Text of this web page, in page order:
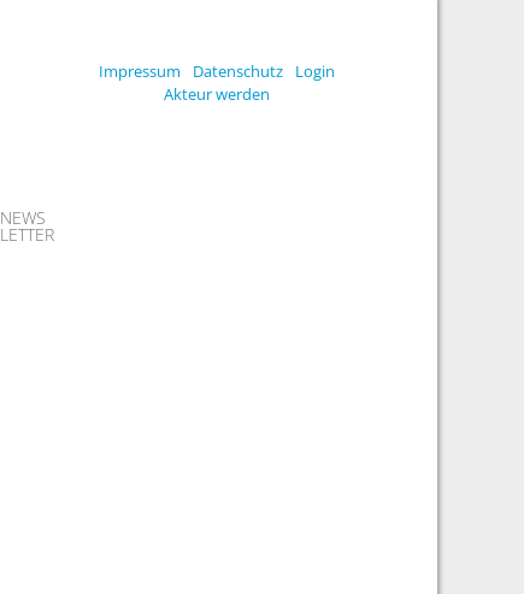
Impressum Datenschutz
Login
Akteur werden
NEWS
LETTER